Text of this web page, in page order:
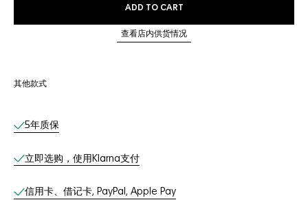
ADD TO CART
查看店内供货情况
其他款式
线上服务
5年质保
立即选购，使用Klarna支付
信用卡、借记卡, PayPal, Apple Pay